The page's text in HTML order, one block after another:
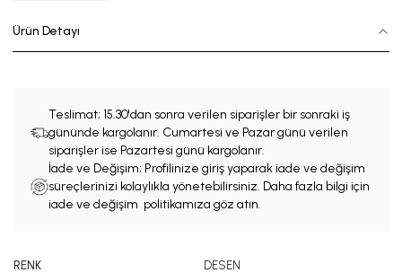
Ürün Detayı
Teslimat; 15.30'dan sonra verilen siparişler bir sonraki iş
gününde kargolanır. Cumartesi ve Pazar günü verilen
siparişler ise Pazartesi günü kargolanır.
İade ve Değişim; Profilinize giriş yaparak iade ve değişim
süreçlerinizi kolaylıkla yönetebilirsiniz. Daha fazla bilgi için
iade ve değişim politikamıza göz atın.
RENK
DESEN